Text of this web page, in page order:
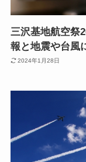
三沢基地航空祭
報と地震や台風
2024年1月28日